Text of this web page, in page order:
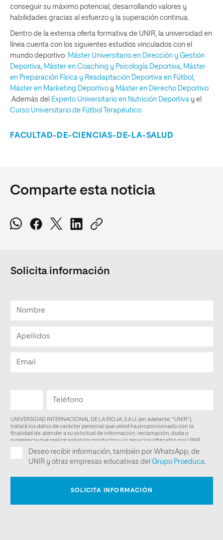
conseguir su máximo potencial, desarrollando valores y
habilidades gracias al esfuerzo y la superación continua.
Dentro de la extensa oferta formativa de UNIR, la universidad en
línea cuenta con los siguientes estudios vinculados con el
mundo deportivo: Máster Universitario en Dirección y Gestión
Deportiva
Máster en Coaching y Psicología Deportiva
Máster
en Preparación Física y Readaptación Deportiva en Fútbol
Máster en Marketing Deportivo y Máster en Derecho Deportivo
.Además del Experto Universitario en Nutrición Deportiva y el
Curso Universitario de Fútbol Terapéutico
FACULTAD-DE-CIENCIAS-DE-LA-SALUD
Comparte esta noticia
Solicita información